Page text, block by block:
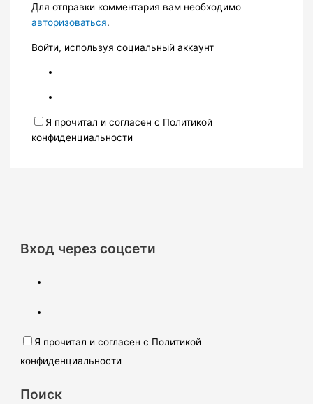
Для отправки комментария вам необходимо
авторизоваться.
Войти, используя социальный аккаунт
Я прочитал и согласен с Политикой
конфиденциальности
Вход через соцсети
Я прочитал и согласен с Политикой
конфиденциальности
Поиск